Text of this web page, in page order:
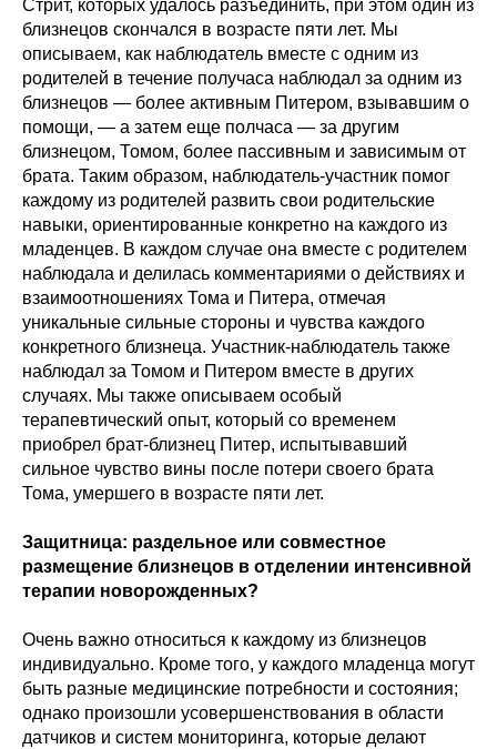
Стрит, которых удалось разъединить, при этом один из
близнецов скончался в возрасте пяти лет. Мы
описываем, как наблюдатель вместе с одним из
родителей в течение получаса наблюдал за одним из
близнецов — более активным Питером, взывавшим о
помощи, — а затем еще полчаса — за другим
близнецом, Томом, более пассивным и зависимым от
брата. Таким образом, наблюдатель-участник помог
каждому из родителей развить свои родительские
навыки, ориентированные конкретно на каждого из
младенцев. В каждом случае она вместе с родителем
наблюдала и делилась комментариями о действиях и
взаимоотношениях Тома и Питера, отмечая
уникальные сильные стороны и чувства каждого
конкретного близнеца. Участник-наблюдатель также
наблюдал за Томом и Питером вместе в других
случаях. Мы также описываем особый
терапевтический опыт, который со временем
приобрел брат-близнец Питер, испытывавший
сильное чувство вины после потери своего брата
Тома, умершего в возрасте пяти лет.
Защитница: раздельное или совместное
размещение близнецов в отделении интенсивной
терапии новорожденных?
Очень важно относиться к каждому из близнецов
индивидуально. Кроме того, у каждого младенца могут
быть разные медицинские потребности и состояния;
однако произошли усовершенствования в области
датчиков и систем мониторинга, которые делают